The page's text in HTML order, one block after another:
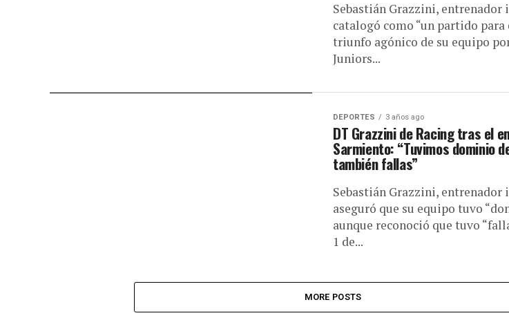
Sebastián Grazzini, entrenador
catalogó como “un partido
triunfo agónico de su equipo
Juniors...
DEPORTES 3 años ago
DT Grazzini de Racing tras el
Sarmiento: “Tuvimos dominio
también fallas”
Sebastián Grazzini, entrenador
aseguró que su equipo tuvo
aunque reconoció que tuvo
1 de...
MORE POSTS